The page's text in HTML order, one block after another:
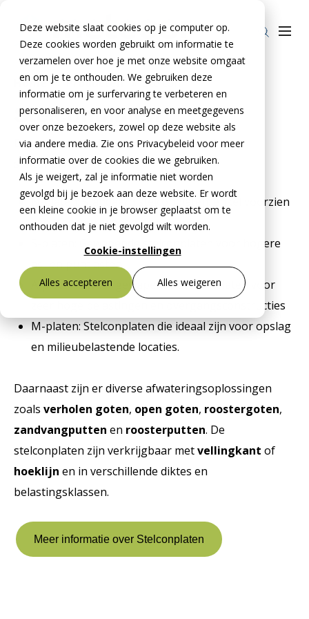
Deze website slaat cookies op je computer op.
Deze cookies worden gebruikt om informatie te
verzamelen over hoe je met onze website omgaat
en om je te onthouden. We gebruiken deze
informatie om je surfervaring te verbeteren en
personaliseren, en voor analyse en meetgegevens
over onze bezoekers, zowel op deze website als
via andere media. Zie ons Privacybeleid voor meer
informatie over de cookies die we gebruiken.
Als je weigert, zal je informatie niet worden
gevolgd bij je bezoek aan deze website. Er wordt
een kleine cookie in je browser geplaatst om te
onthouden dat je niet gevolgd wilt worden.
Cookie-instellingen
Alles accepteren Alles weigeren
Bestekservice Stelcon
Downloads
Werken bij
Producten
Stelcon®
Railcon®
Divicon®
BTE Groep
Onze verhalen
Over ons
Over De Meteoor Beton B.V.
Over Stelcon®
Over Railcon®
Over Divicon®
Medewerkers
Historie
MVO
Veelgestelde vragen
Contact
Contact Stelcon®
Contact Railcon®
Contact Divicon®
Openingstijden
Home »Producten » Stelcon
Stelconplaten
De meteoor biedt een compleet assortiment
stelconplaten aan.
N-platen: Standaard stelconplaten: enkel voorzien
van transportwapening
S-platen: Gewapende stelconplaten voor hogere
as- en puntlasten
A-platen: Zwaar gewapende stelconplaten voor
zeer hoge belastingen en overgangsconstructies
M-platen: Stelconplaten die ideaal zijn voor opslag
en milieubelastende locaties.
Daarnaast zijn er diverse afwateringsoplossingen
zoals verholen goten, open goten, roostergoten,
zandvangputten en roosterputten. De
stelconplaten zijn verkrijgbaar metvellingkant of
hoeklijn en in verschillende diktes en
belastingsklassen.
Meer informatie over Stelconplaten